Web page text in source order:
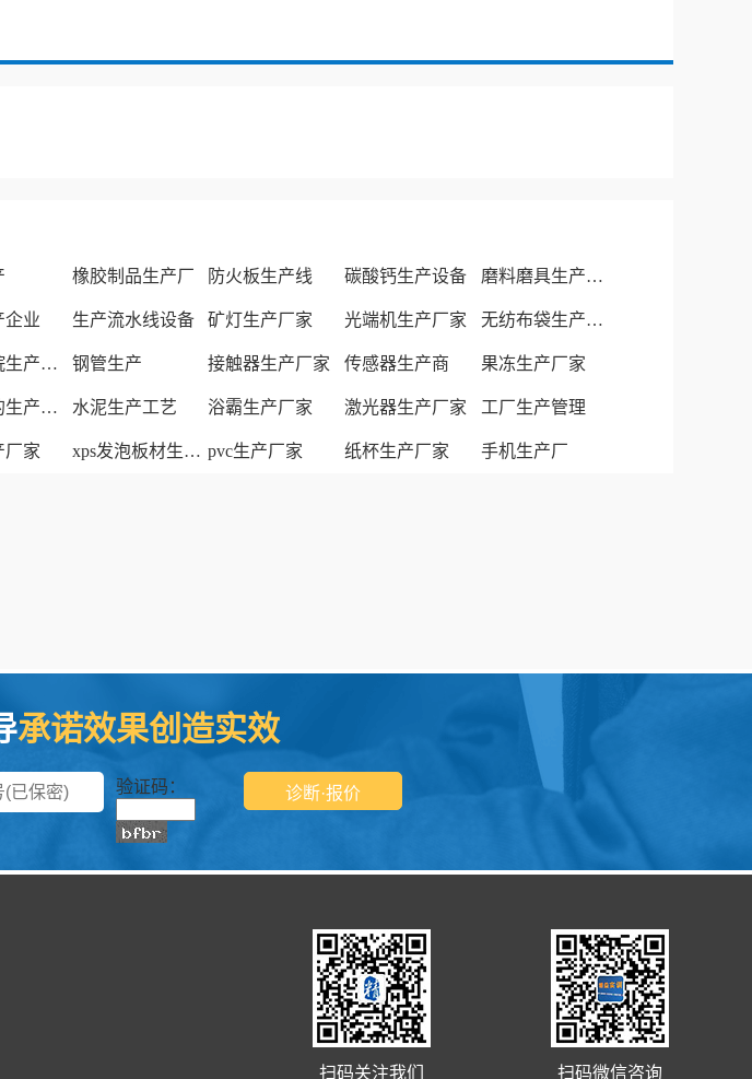
橡胶制品生产厂 防火板生产线 碳酸钙生产设备 磨料磨具生产厂家
企业 生产流水线设备 矿灯生产厂家 光端机生产厂家 无纺布袋生产厂家
二氯乙烷生产厂家 钢管生产 接触器生产厂家 传感器生产商 果冻生产厂家
铝单板的生产厂家 水泥生产工艺 浴霸生产厂家 激光器生产厂家 工厂生产管理
厂家 xps发泡板材生产线 pvc生产厂家 纸杯生产厂家 手机生产厂
承诺效果创造实效
验证码：
扫码关注我们 扫码微信咨询